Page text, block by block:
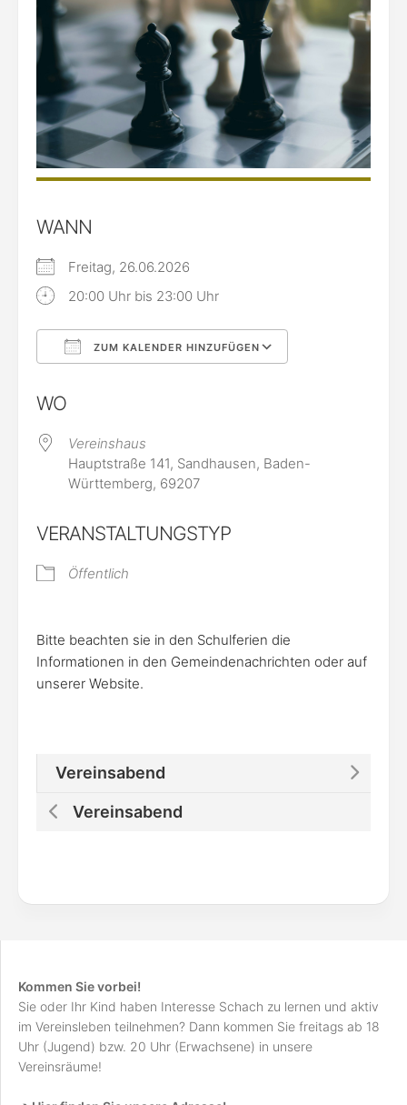
WANN
Freitag, 26.06.2026
20:00 Uhr bis 23:00 Uhr
ZUM KALENDER HINZUFÜGEN
WO
Vereinshaus
Hauptstraße 141, Sandhausen, Baden-
Württemberg, 69207
VERANSTALTUNGSTYP
Öffentlich
Bitte beachten sie in den Schulferien die
Informationen in den Gemeindenachrichten oder auf
unserer Website.
Vereinsabend
Vereinsabend
Kommen Sie vorbei!
Sie oder Ihr Kind haben Interesse Schach zu lernen und aktiv
im Vereinsleben teilnehmen? Dann kommen Sie freitags ab 18
Uhr (Jugend) bzw. 20 Uhr (Erwachsene) in unsere
Vereinsräume!